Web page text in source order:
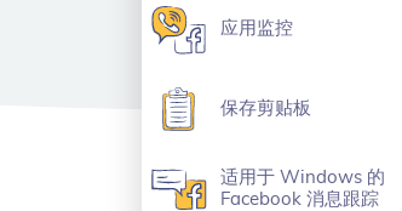
应用监控
保存剪贴板
适用于 Windows 的
Facebook 消息跟踪